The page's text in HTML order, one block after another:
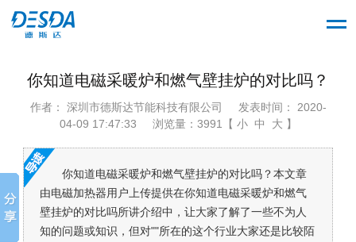
你知道电磁采暖炉和燃气壁挂炉的对比吗？
作者： 深圳市德斯达节能科技有限公司
发表时间： 2020-
04-09 17:47:33
浏览量：3991【 小 中 大 】
你知道电磁采暖炉和燃气壁挂炉的对比吗？本文章
由电磁加热器用户上传提供在你知道电磁采暖炉和燃气
壁挂炉的对比吗所讲介绍中，让大家了解了一些不为人
知的问题或知识，但对""所在的这个行业大家还是比较陌